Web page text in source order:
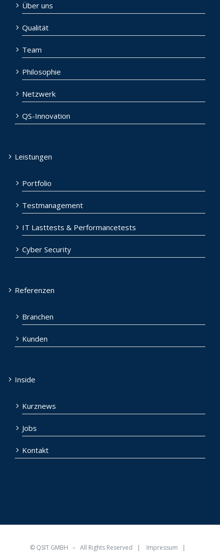
Über uns
Qualität
Team
Philosophie
Netzwerk
QS-Innovation
Leistungen
Portfolio
Testmanagement
IT Lasttests & Performancetests
Cyber Security
Referenzen
Branchen
Kunden
Inside
Kurznews
Jobs
Kontakt
© QSIT GMBH – All Rights Reserved | Impressum |